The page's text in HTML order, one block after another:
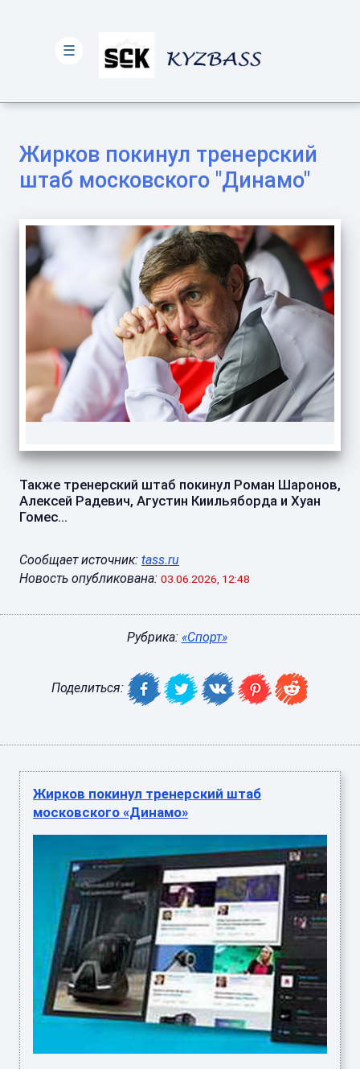
Жирков покинул тренерский
штаб московского "Динамо"
Также тренерский штаб покинул Роман Шаронов,
Алексей Радевич, Агустин Киильяборда и Хуан
Гомес...
Сообщает источник: tass.ru
Новость опубликована: 03.06.2026, 12:48
Рубрика: «Спорт»
Поделиться:
Жирков покинул тренерский штаб
московского «Динамо»
☰